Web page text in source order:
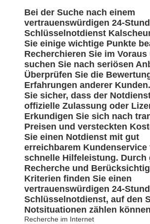
Bei der Suche nach einem
vertrauenswürdigen 24-
Schlüsselnotdienst
Sie einige wichtige Punkte
Recherchieren Sie im Voraus
suchen Sie nach seriösen
Überprüfen Sie die
Erfahrungen anderer
Sie sicher, dass der
offizielle Zulassung oder
Erkundigen Sie sich nach
Preisen und versteckten
Sie einen Notdienst mit gut
erreichbarem Kundenservice
schnelle Hilfeleistung. Durch
Recherche und
Kriterien finden Sie einen
vertrauenswürdigen 24-
Schlüsselnotdienst, auf den
Notsituationen zählen
Recherche im Internet